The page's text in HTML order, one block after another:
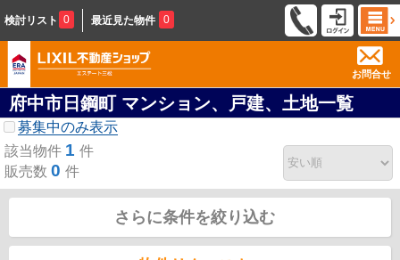
検討リスト 0 最近見た物件 0
お問合せ
府中市日鋼町 マンション、戸建、土地一覧
募集中のみ表示
該当物件 1 件
販売数 0 件
さらに条件を絞り込む